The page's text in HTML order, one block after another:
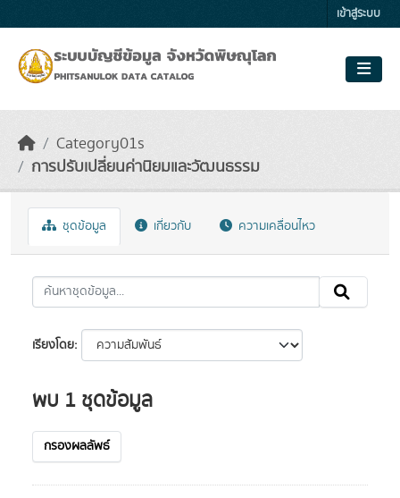
เข้าสู่ระบบ
Category01s
การปรับเปลี่ยนค่านิยมและวัฒนธรรม
ชุดข้อมูล เกี่ยวกับ ความเคลื่อนไหว
เรียงโดย
พบ 1 ชุดข้อมูล
กรองผลลัพธ์